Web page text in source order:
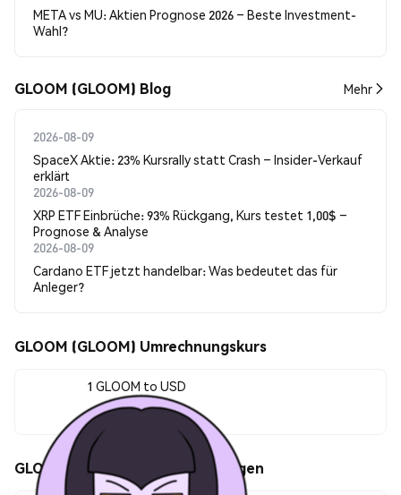
META vs MU: Aktien Prognose 2026 – Beste Investment-
Wahl?
GLOOM (GLOOM) Blog Mehr
2026-08-09
SpaceX Aktie: 23% Kursrally statt Crash – Insider-Verkauf
erklärt
2026-08-09
XRP ETF Einbrüche: 93% Rückgang, Kurs testet 1,00$ –
Prognose & Analyse
2026-08-09
Cardano ETF jetzt handelbar: Was bedeutet das für
Anleger?
GLOOM (GLOOM) Umrechnungskurs
1 GLOOM to USD
$0.0000034
GLOOM (GLOOM) Kursbewegungen